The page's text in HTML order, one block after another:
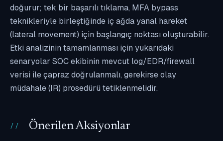
doğurur; tek bir başarılı tıklama, MFA bypass
teknikleriyle birleştiğinde iç ağda yanal hareket
(lateral movement) için başlangıç noktası oluşturabilir.
Etki analizinin tamamlanması için yukarıdaki
senaryolar SOC ekibinin mevcut log/EDR/firewall
verisi ile çapraz doğrulanmalı, gerekirse olay
müdahale (IR) prosedürü tetiklenmelidir.
Önerilen Aksiyonlar